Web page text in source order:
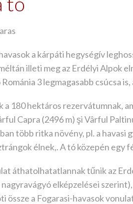
a kárpáti hegységív
illeti meg az Erdélyi Alpok
3 legmagasabb csúcsa
a 180 hektáros rezervátumnak,
Capra (2496 m) şi Vârful
több ritka növény, pl. a havasi
élnek,. A tó közepén egy
áthatolhatatlannak tűnik az
nagyravágyó elképzelései
össze a Fogarasi-havasok